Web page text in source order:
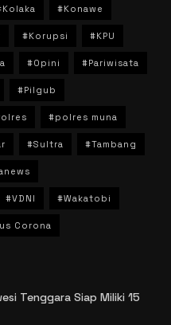
#Konawe
#Korupsi #KPU
#Opini #Pariwisata
#Pilgub
#polres muna
#Sultra #Tambang
#VDNI #Wakatobi
Corona
Tenggara Siap Miliki 15